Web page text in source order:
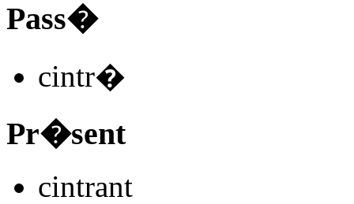
Pass�
cintr�
Pr�sent
cintrant